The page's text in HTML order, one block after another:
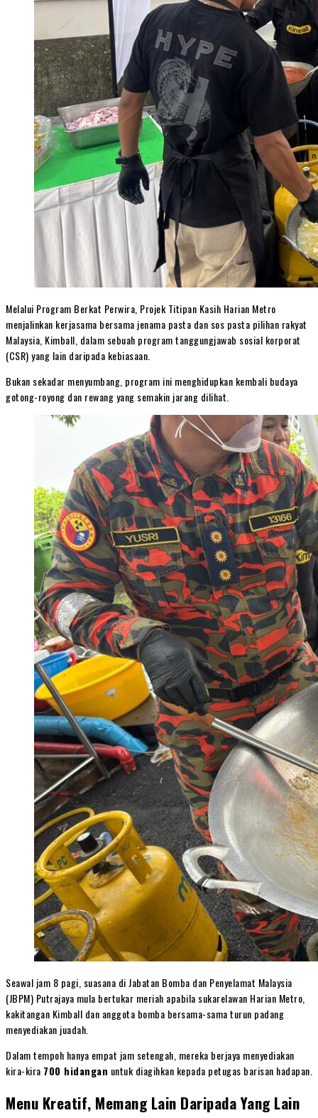
Melalui Program Berkat Perwira, Projek Titipan Kasih Harian Metro
menjalinkan kerjasama bersama jenama pasta dan sos pasta pilihan rakyat
Malaysia, Kimball, dalam sebuah program tanggungjawab sosial korporat
(CSR) yang lain daripada kebiasaan.
Bukan sekadar menyumbang, program ini menghidupkan kembali budaya
gotong-royong dan rewang yang semakin jarang dilihat.
Seawal jam 8 pagi, suasana di Jabatan Bomba dan Penyelamat Malaysia
(JBPM) Putrajaya mula bertukar meriah apabila sukarelawan Harian Metro,
kakitangan Kimball dan anggota bomba bersama-sama turun padang
menyediakan juadah.
Dalam tempoh hanya empat jam setengah, mereka berjaya menyediakan
kira-kira 700 hidangan untuk diagihkan kepada petugas barisan hadapan.
Menu Kreatif, Memang Lain Daripada Yang Lain